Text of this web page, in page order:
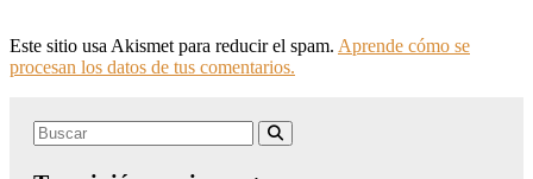
Este sitio usa Akismet para reducir el spam. Aprende cómo se
procesan los datos de tus comentarios.
Search